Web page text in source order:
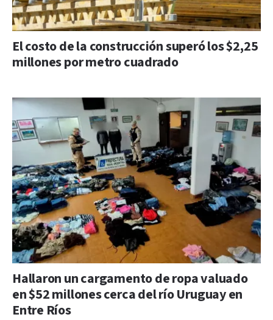
El costo de la construcción superó los $2,25
millones por metro cuadrado
Hallaron un cargamento de ropa valuado
en $52 millones cerca del río Uruguay en
Entre Ríos